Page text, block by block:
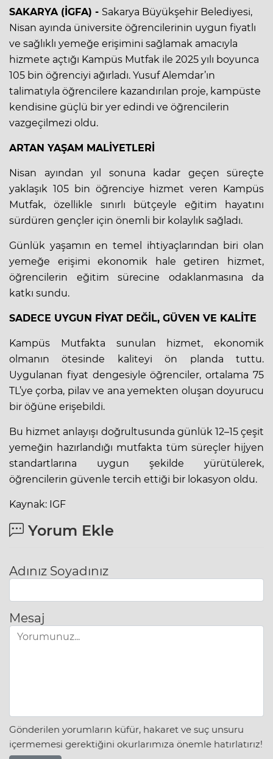
SAKARYA (İGFA) - Sakarya Büyükşehir Belediyesi,
Nisan ayında üniversite öğrencilerinin uygun fiyatlı
ve sağlıklı yemeğe erişimini sağlamak amacıyla
hizmete açtığı Kampüs Mutfak ile 2025 yılı boyunca
105 bin öğrenciyi ağırladı. Yusuf Alemdar’ın
talimatıyla öğrencilere kazandırılan proje, kampüste
kendisine güçlü bir yer edindi ve öğrencilerin
vazgeçilmezi oldu.
ARTAN YAŞAM MALİYETLERİ
Nisan ayından yıl sonuna kadar geçen süreçte
yaklaşık 105 bin öğrenciye hizmet veren Kampüs
Mutfak, özellikle sınırlı bütçeyle eğitim hayatını
sürdüren gençler için önemli bir kolaylık sağladı.
Günlük yaşamın en temel ihtiyaçlarından biri olan
yemeğe erişimi ekonomik hale getiren hizmet,
öğrencilerin eğitim sürecine odaklanmasına da
katkı sundu.
SADECE UYGUN FİYAT DEĞİL, GÜVEN VE KALİTE
Kampüs Mutfakta sunulan hizmet, ekonomik
olmanın ötesinde kaliteyi ön planda tuttu.
Uygulanan fiyat dengesiyle öğrenciler, ortalama 75
TL’ye çorba, pilav ve ana yemekten oluşan doyurucu
bir öğüne erişebildi.
Bu hizmet anlayışı doğrultusunda günlük 12–15 çeşit
yemeğin hazırlandığı mutfakta tüm süreçler hijyen
standartlarına uygun şekilde yürütülerek,
öğrencilerin güvenle tercih ettiği bir lokasyon oldu.
Kaynak: IGF
Yorum Ekle
Adınız Soyadınız
Mesaj
Gönderilen yorumların küfür, hakaret ve suç unsuru
içermemesi gerektiğini okurlarımıza önemle hatırlatırız!